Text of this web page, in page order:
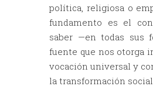
política, religiosa o
fundamento es el
saber —en todas sus
fuente que nos otorga
vocación universal y
la transformación social.